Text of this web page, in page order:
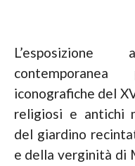
iconografiche del
religiosi e antichi
del giardino
e della verginità di